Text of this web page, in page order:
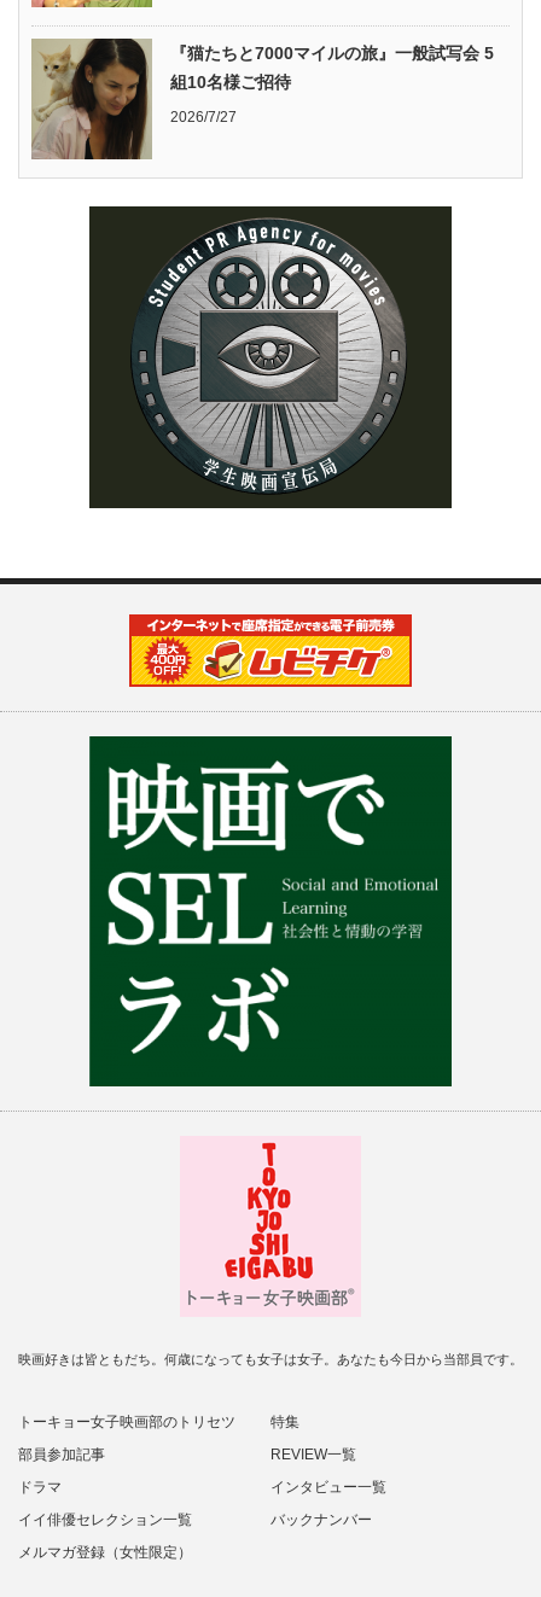
『猫たちと7000マイルの旅』一般試写会 5
組10名様ご招待
2026/7/27
映画好きは皆ともだち。何歳になっても女子は女子。あなたも今日から当部員です。
トーキョー女子映画部のトリセツ
特集
部員参加記事
REVIEW一覧
ドラマ
インタビュー一覧
イイ俳優セレクション一覧
バックナンバー
メルマガ登録（女性限定）